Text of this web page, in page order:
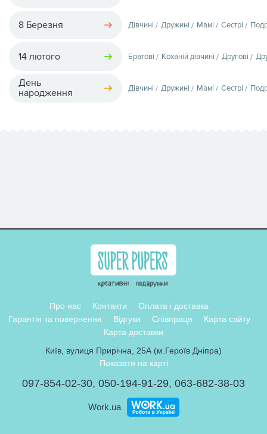
8 Березня Дівчині Дружині Мамі Сестрі
14 лютого Братові Коханій дівчині Другові
День
народження
Дівчині Дружині Мамі Сестрі
Про нас Контакти
Оплата і доставка
Гарантія та повернення
Відгуки Співпраця
Карта сайту
Карта доставки
Київ, вулиця Прирічна, 25А (м.Героїв Дніпра)
Показати на карті
097-854-02-30, 050-194-91-29, 063-682-38-03
Work.ua